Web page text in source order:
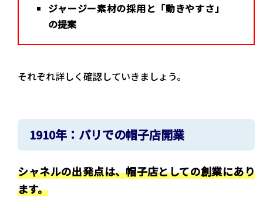
ジャージー素材の採用と「動きやすさ」
の提案
それぞれ詳しく確認していきましょう。
1910年：パリでの帽子店開業
シャネルの出発点は、帽子店としての創業にあり
ます。